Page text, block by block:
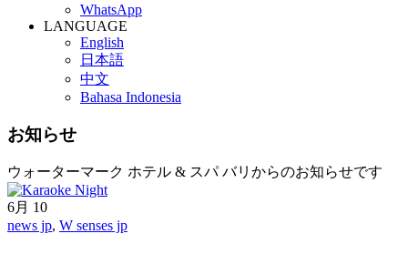
WhatsApp
LANGUAGE
English
日本語
中文
Bahasa Indonesia
お知らせ
ウォーターマーク ホテル & スパ バリからのお知らせです
6月 10
news jp, W senses jp